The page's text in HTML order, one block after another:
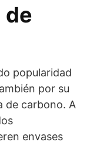
de
popularidad
por su
de carbono. A
envases